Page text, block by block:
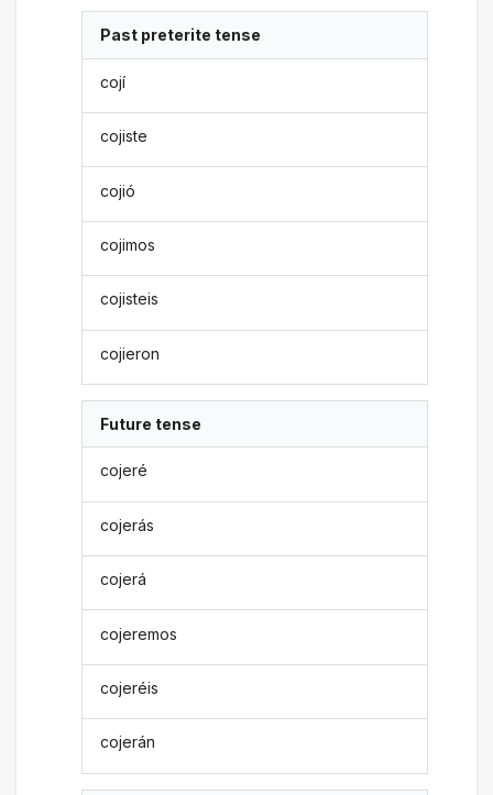
Past preterite tense
cojí
cojiste
cojió
cojimos
cojisteis
cojieron
Future tense
cojeré
cojerás
cojerá
cojeremos
cojeréis
cojerán